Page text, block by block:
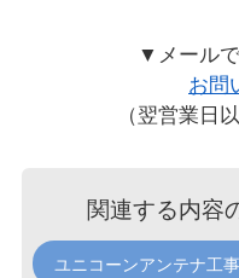
▼メール
お問
（翌営業日
関連する内容
ユニコーンアンテナ工事